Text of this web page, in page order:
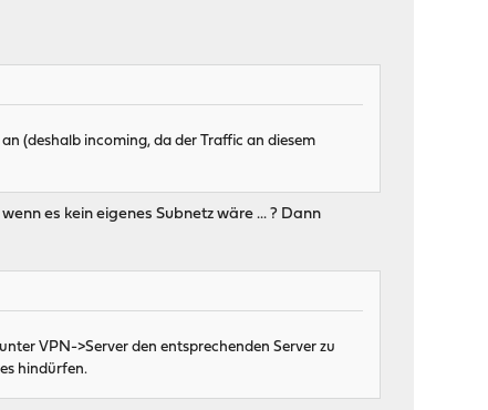
(deshalb incoming, da der Traffic an diesem
es kein eigenes Subnetz wäre ... ? Dann
VPN->Server den entsprechenden Server zu
hindürfen.